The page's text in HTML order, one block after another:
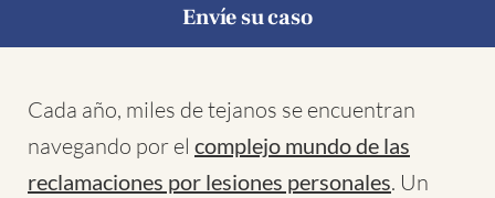
Envíe su caso
Cada año, miles de tejanos se encuentran
navegando por el complejo mundo de las
reclamaciones por lesiones personales. Un